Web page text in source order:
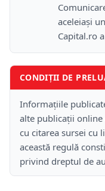
aceleiași
Capital.ro
CONDIȚII DE
Informațiile
alte publicații online
cu citarea sursei cu
această regulă
privind dreptul de